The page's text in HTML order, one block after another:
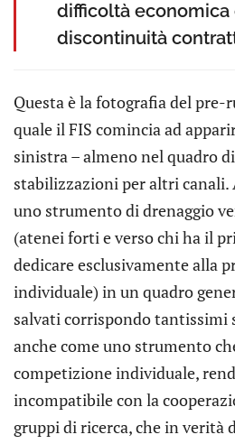
difficoltà economica
discontinuità
Questa è la fotografia del
quale il FIS comincia ad
sinistra – almeno nel quadro
stabilizzazioni per altri
uno strumento di drenaggio
(atenei forti e verso chi ha il
dedicare esclusivamente alla
individuale) in un quadro
salvati corrispondo tantissimi
anche come uno strumento
competizione individuale,
incompatibile con la
gruppi di ricerca, che in verità